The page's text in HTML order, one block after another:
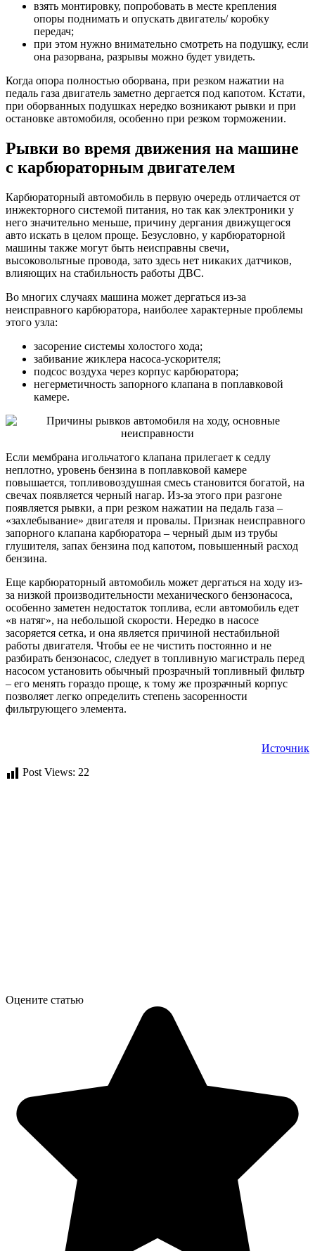
взять монтировку, попробовать в месте крепления
опоры поднимать и опускать двигатель/ коробку
передач;
при этом нужно внимательно смотреть на подушку, если
она разорвана, разрывы можно будет увидеть.
Когда опора полностью оборвана, при резком нажатии на
педаль газа двигатель заметно дергается под капотом. Кстати,
при оборванных подушках нередко возникают рывки и при
остановке автомобиля, особенно при резком торможении.
Рывки во время движения на машине
с карбюраторным двигателем
Карбюраторный автомобиль в первую очередь отличается от
инжекторного системой питания, но так как электроники у
него значительно меньше, причину дергания движущегося
авто искать в целом проще. Безусловно, у карбюраторной
машины также могут быть неисправны свечи,
высоковольтные провода, зато здесь нет никаких датчиков,
влияющих на стабильность работы ДВС.
Во многих случаях машина может дергаться из-за
неисправного карбюратора, наиболее характерные проблемы
этого узла:
засорение системы холостого хода;
забивание жиклера насоса-ускорителя;
подсос воздуха через корпус карбюратора;
негерметичность запорного клапана в поплавковой
камере.
Если мембрана игольчатого клапана прилегает к седлу
неплотно, уровень бензина в поплавковой камере
повышается, топливовоздушная смесь становится богатой, на
свечах появляется черный нагар. Из-за этого при разгоне
появляется рывки, а при резком нажатии на педаль газа –
«захлебывание» двигателя и провалы. Признак неисправного
запорного клапана карбюратора – черный дым из трубы
глушителя, запах бензина под капотом, повышенный расход
бензина.
Еще карбюраторный автомобиль может дергаться на ходу из-
за низкой производительности механического бензонасоса,
особенно заметен недостаток топлива, если автомобиль едет
«в натяг», на небольшой скорости. Нередко в насосе
засоряется сетка, и она является причиной нестабильной
работы двигателя. Чтобы ее не чистить постоянно и не
разбирать бензонасос, следует в топливную магистраль перед
насосом установить обычный прозрачный топливный фильтр
– его менять гораздо проще, к тому же прозрачный корпус
позволяет легко определить степень засоренности
фильтрующего элемента.
Источник
Post Views: 22
Оцените статью